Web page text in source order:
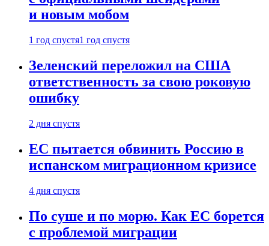
и новым мобом
1 год спустя1 год спустя
Зеленский переложил на США
ответственность за свою роковую
ошибку
2 дня спустя
ЕС пытается обвинить Россию в
испанском миграционном кризисе
4 дня спустя
По суше и по морю. Как ЕС борется
с проблемой миграции